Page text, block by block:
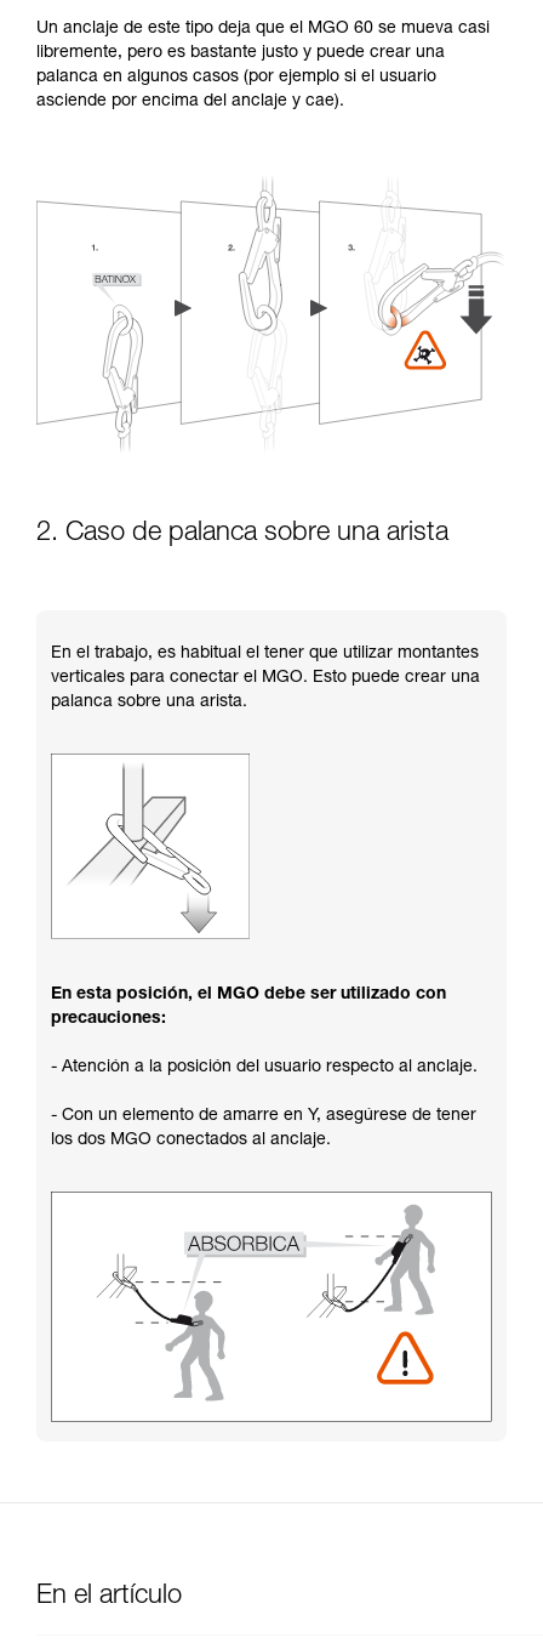
Un anclaje de este tipo deja que el MGO 60 se mueva casi
libremente, pero es bastante justo y puede crear una
palanca en algunos casos (por ejemplo si el usuario
asciende por encima del anclaje y cae).
2. Caso de palanca sobre una arista
En el trabajo, es habitual el tener que utilizar montantes
verticales para conectar el MGO. Esto puede crear una
palanca sobre una arista.
En esta posición, el MGO debe ser utilizado con
precauciones:
- Atención a la posición del usuario respecto al anclaje.
- Con un elemento de amarre en Y, asegúrese de tener
los dos MGO conectados al anclaje.
En el artículo